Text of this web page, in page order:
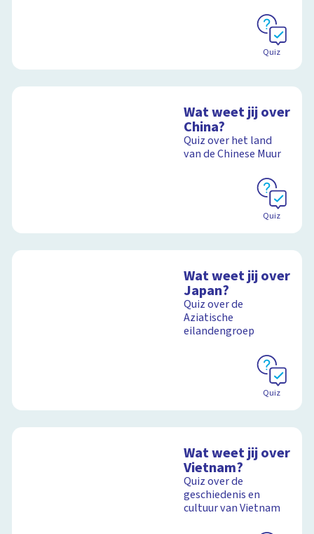
Quiz
Wat weet jij over
China?
Quiz over het land
van de Chinese Muur
Quiz
Wat weet jij over
Japan?
Quiz over de
Aziatische
eilandengroep
Quiz
Wat weet jij over
Vietnam?
Quiz over de
geschiedenis en
cultuur van Vietnam